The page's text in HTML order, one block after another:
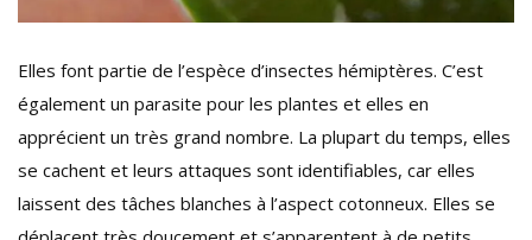
Elles font partie de l’espèce d’insectes hémiptères. C’est
également un parasite pour les plantes et elles en
apprécient un très grand nombre. La plupart du temps, elles
se cachent et leurs attaques sont identifiables, car elles
laissent des tâches blanches à l’aspect cotonneux. Elles se